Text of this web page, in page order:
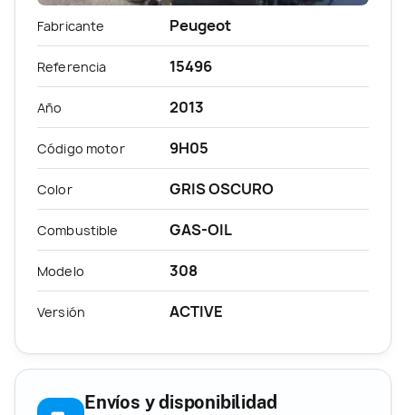
Fabricante Peugeot
Referencia 15496
Año 2013
Código motor 9H05
Color GRIS OSCURO
Combustible GAS-OIL
Modelo 308
Versión ACTIVE
Envíos y disponibilidad